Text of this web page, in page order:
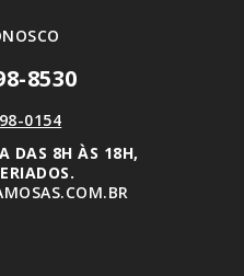
8530
0154
DAS 8H ÀS 18H,